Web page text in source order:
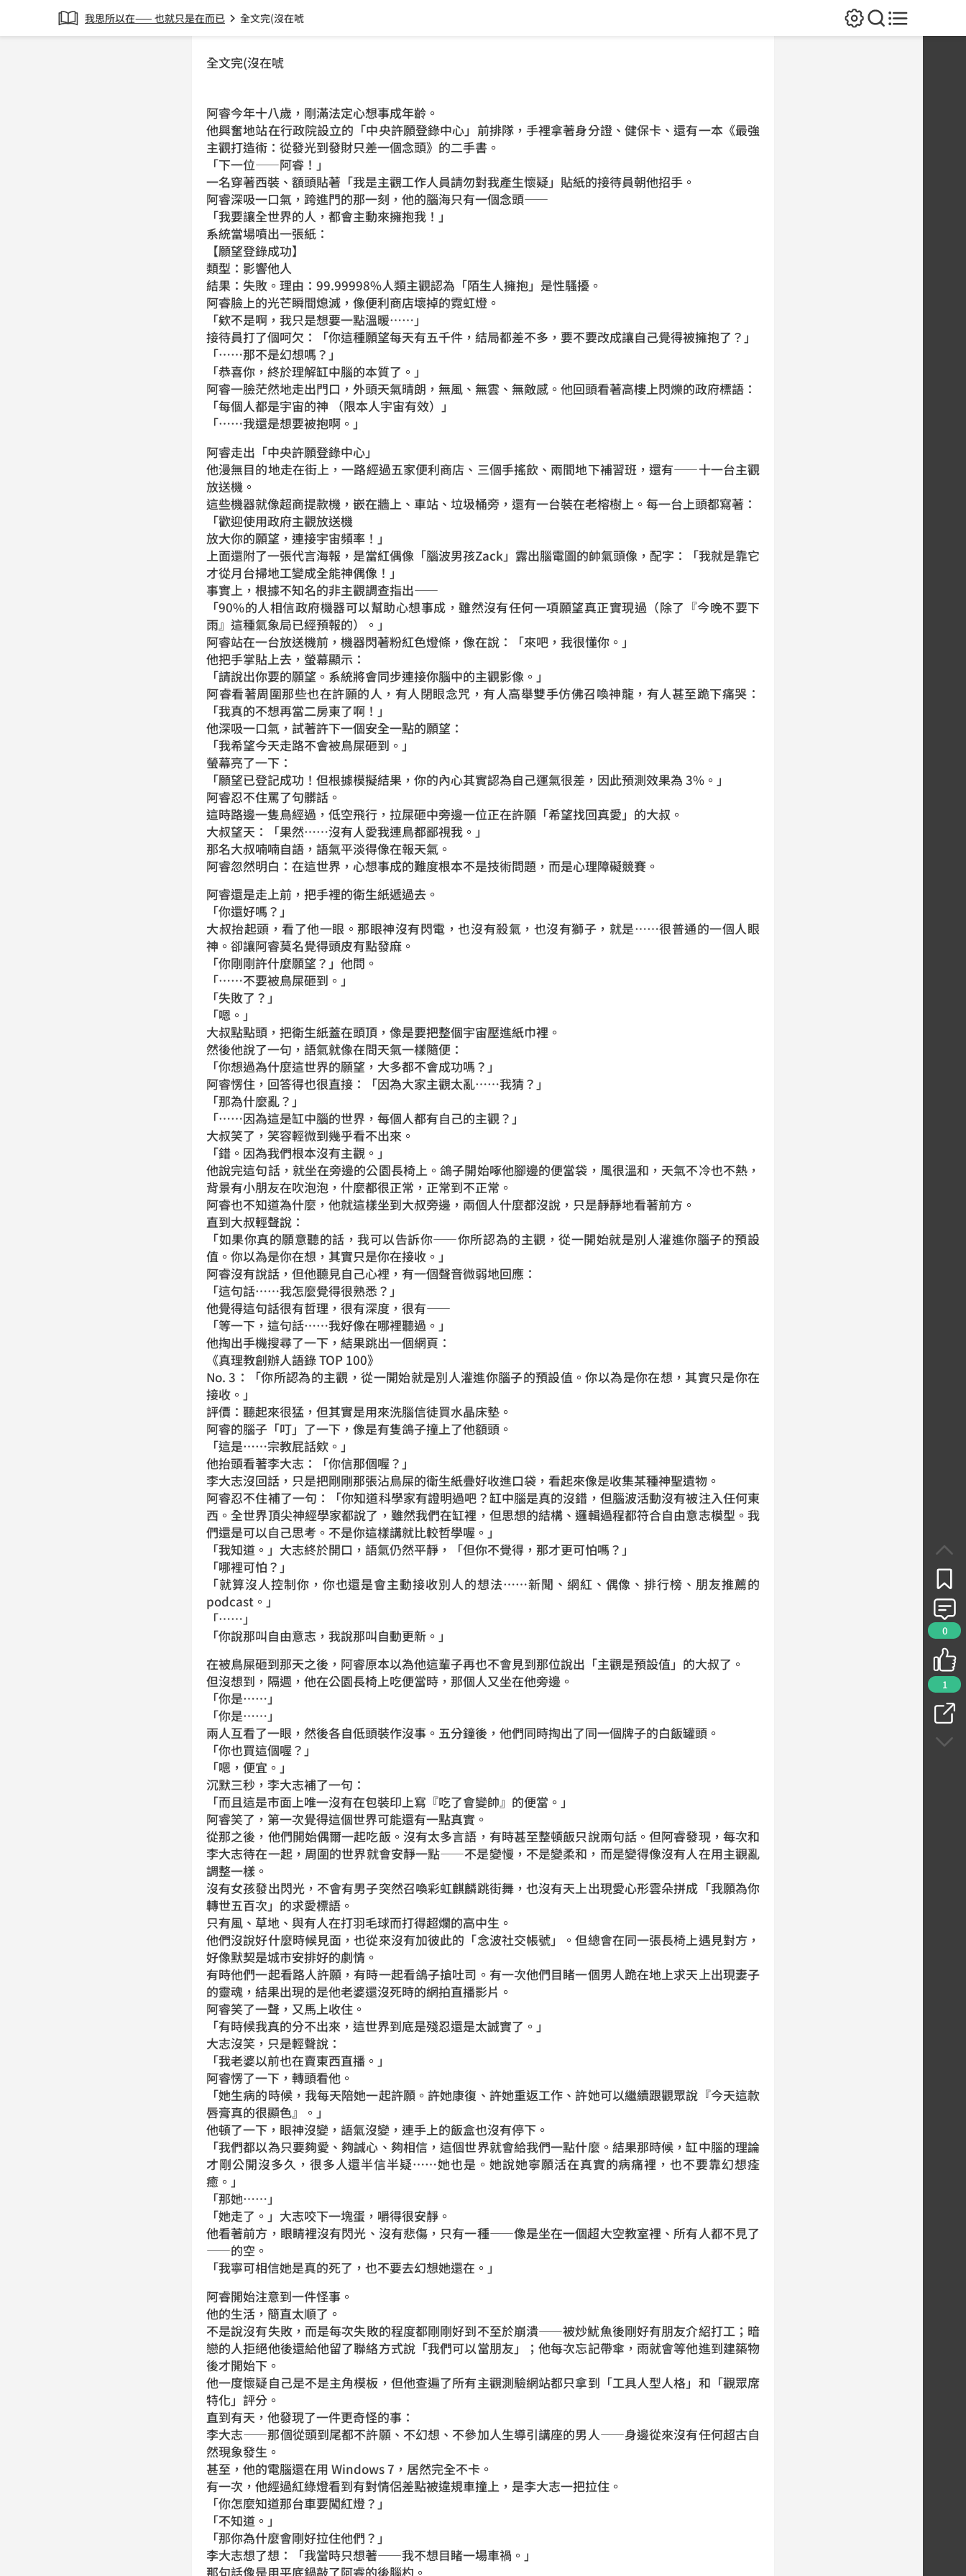
我思所以在—— 也就只是在而已 chevron_right 全文完(沒在唬
0
1
全文完(沒在唬
阿睿今年十八歲，剛滿法定心想事成年齡。
他興奮地站在行政院設立的「中央許願登錄中心」前排隊，手裡拿著身分證、健保卡、還有一本《最強
主觀打造術：從發光到發財只差一個念頭》的二手書。
「下一位——阿睿！」
一名穿著西裝、額頭貼著「我是主觀工作人員請勿對我產生懷疑」貼紙的接待員朝他招手。
阿睿深吸一口氣，跨進門的那一刻，他的腦海只有一個念頭——
「我要讓全世界的人，都會主動來擁抱我！」
系統當場噴出一張紙：
【願望登錄成功】
類型：影響他人
結果：失敗。理由：99.99998%人類主觀認為「陌生人擁抱」是性騷擾。
阿睿臉上的光芒瞬間熄滅，像便利商店壞掉的霓虹燈。
「欸不是啊，我只是想要一點溫暖……」
接待員打了個呵欠：「你這種願望每天有五千件，結局都差不多，要不要改成讓自己覺得被擁抱了？」
「……那不是幻想嗎？」
「恭喜你，終於理解缸中腦的本質了。」
阿睿一臉茫然地走出門口，外頭天氣晴朗，無風、無雲、無敵感。他回頭看著高樓上閃爍的政府標語：
「每個人都是宇宙的神 （限本人宇宙有效）」
「……我還是想要被抱啊。」
阿睿走出「中央許願登錄中心」
他漫無目的地走在街上，一路經過五家便利商店、三個手搖飲、兩間地下補習班，還有——十一台主觀
放送機。
這些機器就像超商提款機，嵌在牆上、車站、垃圾桶旁，還有一台裝在老榕樹上。每一台上頭都寫著：
「歡迎使用政府主觀放送機
放大你的願望，連接宇宙頻率！」
上面還附了一張代言海報，是當紅偶像「腦波男孩Zack」露出腦電圖的帥氣頭像，配字：「我就是靠它
才從月台掃地工變成全能神偶像！」
事實上，根據不知名的非主觀調查指出——
「90%的人相信政府機器可以幫助心想事成，雖然沒有任何一項願望真正實現過（除了『今晚不要下
雨』這種氣象局已經預報的）。」
阿睿站在一台放送機前，機器閃著粉紅色燈條，像在說：「來吧，我很懂你。」
他把手掌貼上去，螢幕顯示：
「請說出你要的願望。系統將會同步連接你腦中的主觀影像。」
阿睿看著周圍那些也在許願的人，有人閉眼念咒，有人高舉雙手仿佛召喚神龍，有人甚至跪下痛哭：
「我真的不想再當二房東了啊！」
他深吸一口氣，試著許下一個安全一點的願望：
「我希望今天走路不會被鳥屎砸到。」
螢幕亮了一下：
「願望已登記成功！但根據模擬結果，你的內心其實認為自己運氣很差，因此預測效果為 3%。」
阿睿忍不住罵了句髒話。
這時路邊一隻鳥經過，低空飛行，拉屎砸中旁邊一位正在許願「希望找回真愛」的大叔。
大叔望天：「果然……沒有人愛我連鳥都鄙視我。」
那名大叔喃喃自語，語氣平淡得像在報天氣。
阿睿忽然明白：在這世界，心想事成的難度根本不是技術問題，而是心理障礙競賽。
阿睿還是走上前，把手裡的衛生紙遞過去。
「你還好嗎？」
大叔抬起頭，看了他一眼。那眼神沒有閃電，也沒有殺氣，也沒有獅子，就是……很普通的一個人眼
神。卻讓阿睿莫名覺得頭皮有點發麻。
「你剛剛許什麼願望？」他問。
「……不要被鳥屎砸到。」
「失敗了？」
「嗯。」
大叔點點頭，把衛生紙蓋在頭頂，像是要把整個宇宙壓進紙巾裡。
然後他說了一句，語氣就像在問天氣一樣隨便：
「你想過為什麼這世界的願望，大多都不會成功嗎？」
阿睿愣住，回答得也很直接：「因為大家主觀太亂……我猜？」
「那為什麼亂？」
「……因為這是缸中腦的世界，每個人都有自己的主觀？」
大叔笑了，笑容輕微到幾乎看不出來。
「錯。因為我們根本沒有主觀。」
他說完這句話，就坐在旁邊的公園長椅上。鴿子開始啄他腳邊的便當袋，風很溫和，天氣不冷也不熱，
背景有小朋友在吹泡泡，什麼都很正常，正常到不正常。
阿睿也不知道為什麼，他就這樣坐到大叔旁邊，兩個人什麼都沒說，只是靜靜地看著前方。
直到大叔輕聲說：
「如果你真的願意聽的話，我可以告訴你——你所認為的主觀，從一開始就是別人灌進你腦子的預設
值。你以為是你在想，其實只是你在接收。」
阿睿沒有說話，但他聽見自己心裡，有一個聲音微弱地回應：
「這句話……我怎麼覺得很熟悉？」
他覺得這句話很有哲理，很有深度，很有——
「等一下，這句話……我好像在哪裡聽過。」
他掏出手機搜尋了一下，結果跳出一個網頁：
《真理教創辦人語錄 TOP 100》
No. 3：「你所認為的主觀，從一開始就是別人灌進你腦子的預設值。你以為是你在想，其實只是你在
接收。」
評價：聽起來很猛，但其實是用來洗腦信徒買水晶床墊。
阿睿的腦子「叮」了一下，像是有隻鴿子撞上了他額頭。
「這是……宗教屁話欸。」
他抬頭看著李大志：「你信那個喔？」
李大志沒回話，只是把剛剛那張沾鳥屎的衛生紙疊好收進口袋，看起來像是收集某種神聖遺物。
阿睿忍不住補了一句：「你知道科學家有證明過吧？缸中腦是真的沒錯，但腦波活動沒有被注入任何東
西。全世界頂尖神經學家都說了，雖然我們在缸裡，但思想的結構、邏輯過程都符合自由意志模型。我
們還是可以自己思考。不是你這樣講就比較哲學喔。」
「我知道。」大志終於開口，語氣仍然平靜，「但你不覺得，那才更可怕嗎？」
「哪裡可怕？」
「就算沒人控制你，你也還是會主動接收別人的想法……新聞、網紅、偶像、排行榜、朋友推薦的
podcast。」
「……」
「你說那叫自由意志，我說那叫自動更新。」
在被鳥屎砸到那天之後，阿睿原本以為他這輩子再也不會見到那位說出「主觀是預設值」的大叔了。
但沒想到，隔週，他在公園長椅上吃便當時，那個人又坐在他旁邊。
「你是……」
「你是……」
兩人互看了一眼，然後各自低頭裝作沒事。五分鐘後，他們同時掏出了同一個牌子的白飯罐頭。
「你也買這個喔？」
「嗯，便宜。」
沉默三秒，李大志補了一句：
「而且這是市面上唯一沒有在包裝印上寫『吃了會變帥』的便當。」
阿睿笑了，第一次覺得這個世界可能還有一點真實。
從那之後，他們開始偶爾一起吃飯。沒有太多言語，有時甚至整頓飯只說兩句話。但阿睿發現，每次和
李大志待在一起，周圍的世界就會安靜一點——不是變慢，不是變柔和，而是變得像沒有人在用主觀亂
調整一樣。
沒有女孩發出閃光，不會有男子突然召喚彩虹麒麟跳街舞，也沒有天上出現愛心形雲朵拼成「我願為你
轉世五百次」的求愛標語。
只有風、草地、與有人在打羽毛球而打得超爛的高中生。
他們沒說好什麼時候見面，也從來沒有加彼此的「念波社交帳號」。但總會在同一張長椅上遇見對方，
好像默契是城市安排好的劇情。
有時他們一起看路人許願，有時一起看鴿子搶吐司。有一次他們目睹一個男人跪在地上求天上出現妻子
的靈魂，結果出現的是他老婆還沒死時的網拍直播影片。
阿睿笑了一聲，又馬上收住。
「有時候我真的分不出來，這世界到底是殘忍還是太誠實了。」
大志沒笑，只是輕聲說：
「我老婆以前也在賣東西直播。」
阿睿愣了一下，轉頭看他。
「她生病的時候，我每天陪她一起許願。許她康復、許她重返工作、許她可以繼續跟觀眾說『今天這款
唇膏真的很顯色』。」
他頓了一下，眼神沒變，語氣沒變，連手上的飯盒也沒有停下。
「我們都以為只要夠愛、夠誠心、夠相信，這個世界就會給我們一點什麼。結果那時候，缸中腦的理論
才剛公開沒多久，很多人還半信半疑……她也是。她說她寧願活在真實的病痛裡，也不要靠幻想痊
癒。」
「那她……」
「她走了。」大志咬下一塊蛋，嚼得很安靜。
他看著前方，眼睛裡沒有閃光、沒有悲傷，只有一種——像是坐在一個超大空教室裡、所有人都不見了
——的空。
「我寧可相信她是真的死了，也不要去幻想她還在。」
阿睿開始注意到一件怪事。
他的生活，簡直太順了。
不是說沒有失敗，而是每次失敗的程度都剛剛好到不至於崩潰——被炒魷魚後剛好有朋友介紹打工；暗
戀的人拒絕他後還給他留了聯絡方式說「我們可以當朋友」；他每次忘記帶傘，雨就會等他進到建築物
後才開始下。
他一度懷疑自己是不是主角模板，但他查遍了所有主觀測驗網站都只拿到「工具人型人格」和「觀眾席
特化」評分。
直到有天，他發現了一件更奇怪的事：
李大志——那個從頭到尾都不許願、不幻想、不參加人生導引講座的男人——身邊從來沒有任何超古自
然現象發生。
甚至，他的電腦還在用 Windows 7，居然完全不卡。
有一次，他經過紅綠燈看到有對情侶差點被違規車撞上，是李大志一把拉住。
「你怎麼知道那台車要闖紅燈？」
「不知道。」
「那你為什麼會剛好拉住他們？」
李大志想了想：「我當時只想著——我不想目睹一場車禍。」
那句話像是用平底鍋敲了阿睿的後腦杓。